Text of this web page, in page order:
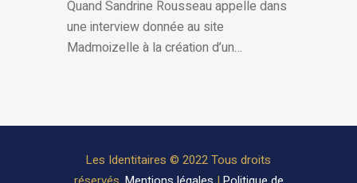
Quand Sandrine Rousseau appelle dans
une interview donnée au site
Madmoizelle à la création d’un…
Les Identitaires © 2022 Tous droits